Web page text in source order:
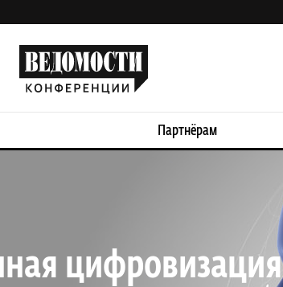
Партнёрам
цифровизация